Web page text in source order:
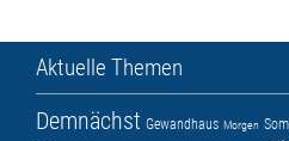
Aktuelle Themen
Demnächst Gewandhaus Morgen